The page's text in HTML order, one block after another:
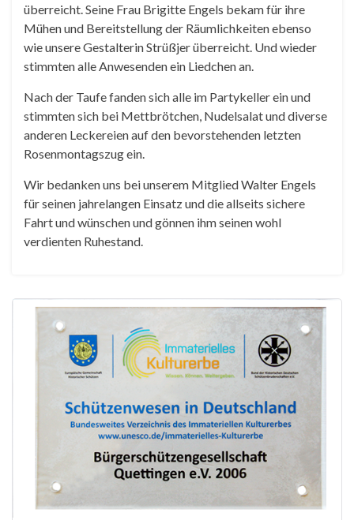
überreicht. Seine Frau Brigitte Engels bekam für ihre
Mühen und Bereitstellung der Räumlichkeiten ebenso
wie unsere Gestalterin Strüßjer überreicht. Und wieder
stimmten alle Anwesenden ein Liedchen an.
Nach der Taufe fanden sich alle im Partykeller ein und
stimmten sich bei Mettbrötchen, Nudelsalat und diverse
anderen Leckereien auf den bevorstehenden letzten
Rosenmontagszug ein.
Wir bedanken uns bei unserem Mitglied Walter Engels
für seinen jahrelangen Einsatz und die allseits sichere
Fahrt und wünschen und gönnen ihm seinen wohl
verdienten Ruhestand.